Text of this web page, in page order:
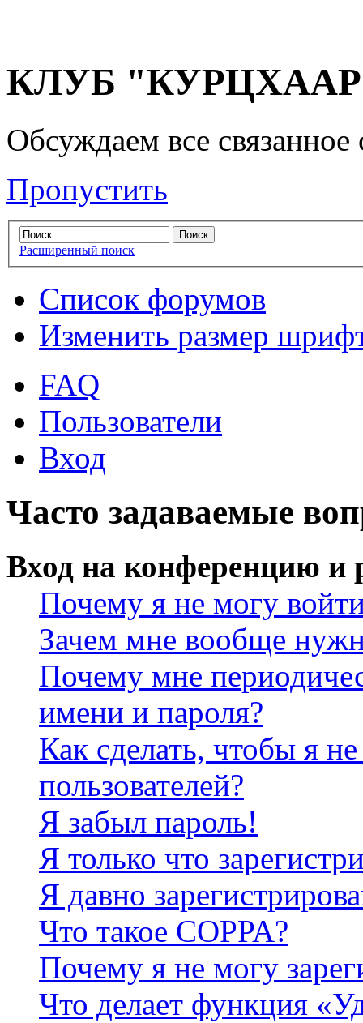
КЛУБ "КУРЦХААР"
Обсуждаем все
Пропустить
Расширенный поиск
Список форумов
Изменить размер
FAQ
Пользователи
Вход
Часто задаваемые
Вход на конференцию и
Почему я не могу
Зачем мне вообще
Почему мне
имени и пароля?
Как сделать, чтобы я
пользователей?
Я забыл пароль!
Я только что
Я давно
Что такое COPPA?
Почему я не могу
Что делает функция